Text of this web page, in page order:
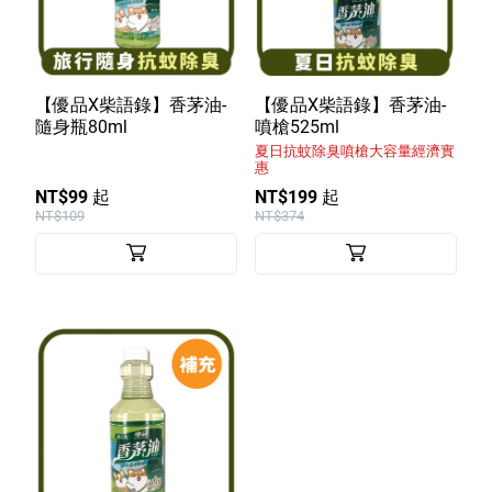
【優品X柴語錄】香茅油-
隨身瓶80ml
NT$99 起
NT$109
【優品X柴語錄】香茅油-
噴槍525ml
夏日抗蚊除臭噴槍大容量經濟實
惠
NT$199 起
NT$374